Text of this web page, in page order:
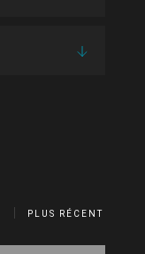
PLUS RÉCENT